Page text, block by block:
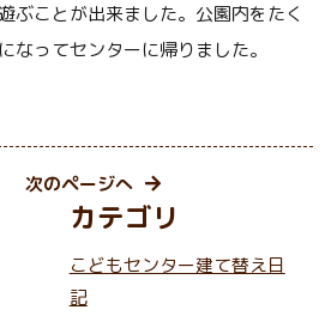
ぶことが出来ました。公園内をたく
なってセンターに帰りました。
次のページへ
カテゴリ
こどもセンター建て替え日
記